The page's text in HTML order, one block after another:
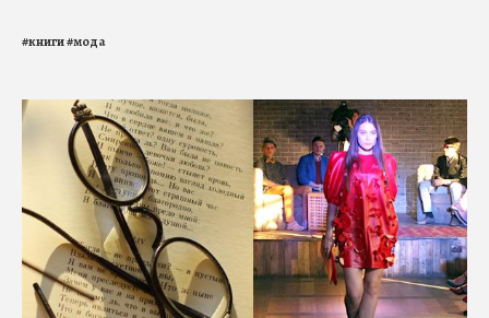
#книги#мода